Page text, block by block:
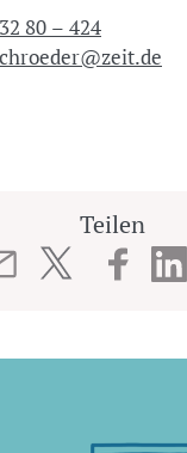
80 – 424
Teilen